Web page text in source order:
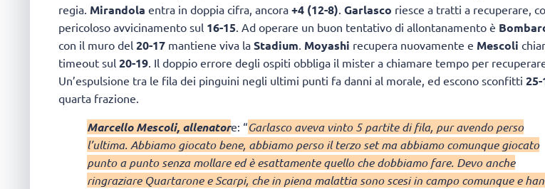
regia. Mirandola entra in doppia cifra, ancora +4 (12-8) Garlasco riesce a tratti a recuperare,
pericoloso avvicinamento sul 16-15 . Ad operare un buon tentativo di allontanamento è
con il muro del 20-17 mantiene viva la Stadium Moyashi recupera nuovamente e Mescoli
timeout sul 20-19 . Il doppio errore degli ospiti obbliga il mister a chiamare tempo per
Un’espulsione tra le fila dei pinguini negli ultimi punti fa danni al morale, ed escono sconfitti 25-
quarta frazione.
Marcello Mescoli, allenatore: “Garlasco aveva vinto 5 partite di fila, pur avendo perso
l’ultima. Abbiamo giocato bene, abbiamo perso il terzo set ma abbiamo comunque giocato
punto a punto senza mollare ed è esattamente quello che dobbiamo fare. Devo anche
ringraziare Quartarone e Scarpi, che in piena malattia sono scesi in campo comunque e